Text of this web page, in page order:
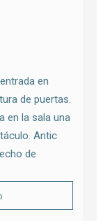
en
de puertas.
en la sala una
Antic
de